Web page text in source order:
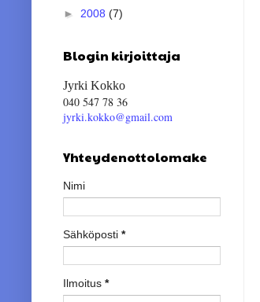
► 2008 (7)
Blogin kirjoittaja
Jyrki Kokko
040 547 78 36
jyrki.kokko@gmail.com
Yhteydenottolomake
Nimi
Sähköposti *
Ilmoitus *